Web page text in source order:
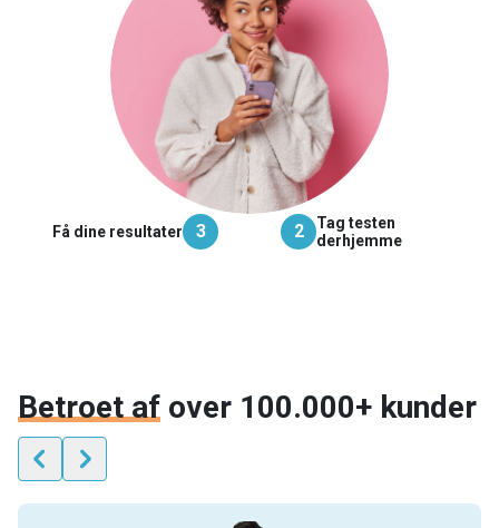
Få dine resultater 3 2
Tag testen
derhjemme
Betroet af over 100.000+ kunder